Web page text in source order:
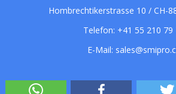
Hombrechtikerstrasse 10 / CH-
Telefon: +41 55 210 79
E-Mail: